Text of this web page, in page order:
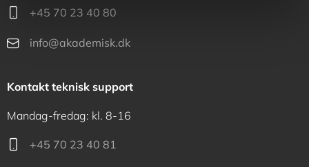
+45 70 23 40 80
info@akademisk.dk
Kontakt teknisk support
Mandag-fredag: kl. 8-16
+45 70 23 40 81